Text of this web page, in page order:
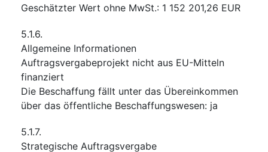
Geschätzter Wert ohne MwSt.: 1 152 201,26 EUR
5.1.6.
Allgemeine Informationen
Auftragsvergabeprojekt nicht aus EU-Mitteln
finanziert
Die Beschaffung fällt unter das Übereinkommen
über das öffentliche Beschaffungswesen: ja
5.1.7.
Strategische Auftragsvergabe